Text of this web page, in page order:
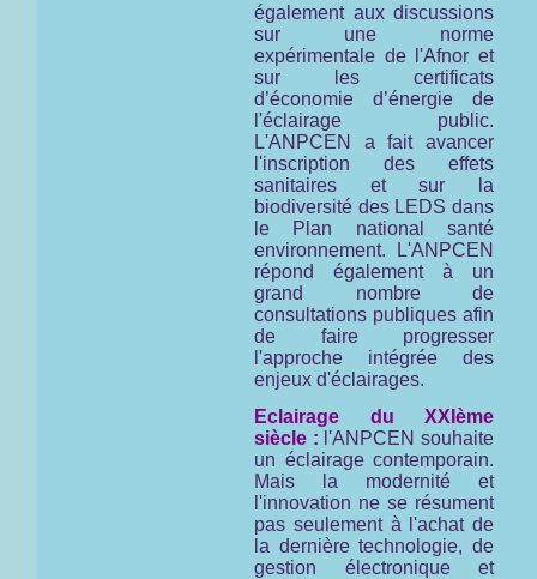
également aux discussions
sur une norme
expérimentale de l'Afnor et
sur les certificats
d’économie d’énergie de
l'éclairage public.
L'ANPCEN a fait avancer
l'inscription des effets
sanitaires et sur la
biodiversité des LEDS dans
le Plan national santé
environnement. L'ANPCEN
répond également à un
grand nombre de
consultations publiques afin
de faire progresser
l'approche intégrée des
enjeux d'éclairages.
Eclairage du XXIème
siècle : l'ANPCEN souhaite
un éclairage contemporain.
Mais la modernité et
l'innovation ne se résument
pas seulement à l'achat de
la dernière technologie, de
gestion électronique et